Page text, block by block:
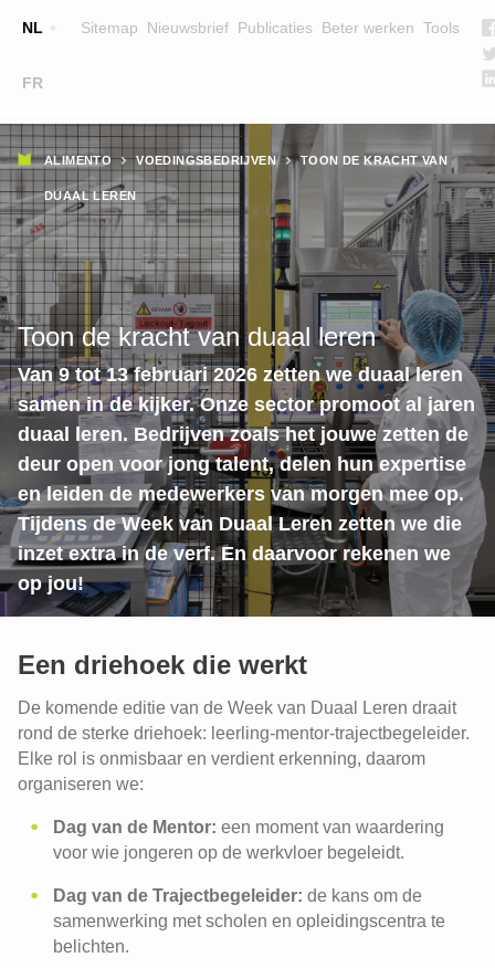
NL
FR
Sitemap Nieuwsbrief Publicaties Beter werken Tools
Main
navigation
OPLEIDINGEN
LESGEVERS
WIE ZIJN WE
TEAM
CONTACT
ZOEK EEN OPLEIDING
Kruimelpad
ALIMENTO VOEDINGSBEDRIJVEN TOON DE KRACHT VAN
DUAAL LEREN
Toon de kracht van duaal leren
Van 9 tot 13 februari 2026 zetten we duaal leren
samen in de kijker. Onze sector promoot al jaren
duaal leren. Bedrijven zoals het jouwe zetten de
deur open voor jong talent, delen hun expertise
en leiden de medewerkers van morgen mee op.
Tijdens de Week van Duaal Leren zetten we die
inzet extra in de verf. En daarvoor rekenen we
op jou!
Een driehoek die werkt
De komende editie van de Week van Duaal Leren draait
rond de sterke driehoek: leerling-mentor-trajectbegeleider.
Elke rol is onmisbaar en verdient erkenning, daarom
organiseren we:
Dag van de Mentor: een moment van waardering
voor wie jongeren op de werkvloer begeleidt.
Dag van de Trajectbegeleider: de kans om de
samenwerking met scholen en opleidingscentra te
belichten.